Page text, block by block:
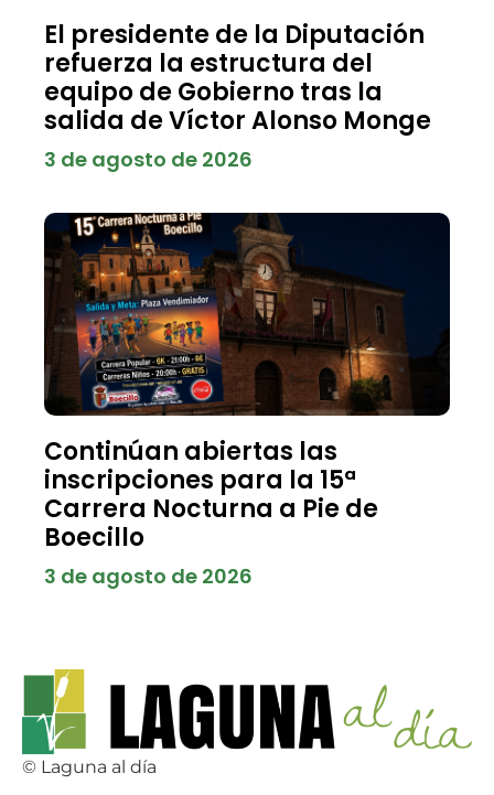
El presidente de la Diputación
refuerza la estructura del
equipo de Gobierno tras la
salida de Víctor Alonso Monge
3 de agosto de 2026
Continúan abiertas las
inscripciones para la 15ª
Carrera Nocturna a Pie de
Boecillo
3 de agosto de 2026
© Laguna al día